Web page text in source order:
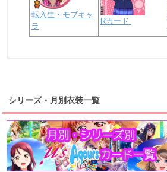
転入生・モブキャ
ラ
Rカード
桜内梨子 高海千歌
浦の星女学院1年生
上原歩夢 宮下愛
虹ヶ咲学園1年生
シリーズ・月別衣装一覧